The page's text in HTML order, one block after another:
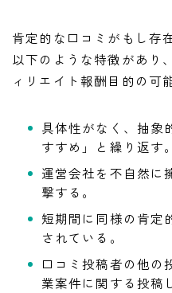
肯定的な口コミがもし存
以下のような特徴があり
ィリエイト報酬目的の可
具体性がなく、抽象
すすめ」と繰り返す。
運営会社を不自然に
撃する。
短期間に同様の肯定
されている。
口コミ投稿者の他の
業案件に関する投稿